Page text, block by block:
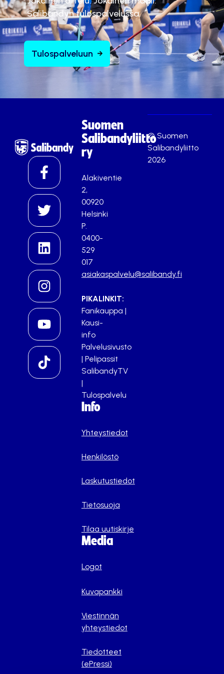
Hyväksy markkinointievästeet
Salibandyn tulospalvelussa.
Tulospalveluun
Suomen
Salibandyliitto
ry
Alakiventie
2,
00920
Helsinki
P.
0400-
529
017
asiakaspalvelu@salibandy.fi
PIKALINKIT:
Fanikauppa |
Kausi-
info
Palvelusivusto
| Pelipassit
SalibandyTV
|
Tulospalvelu
Info
Yhteystiedot
Henkilöstö
Laskutustiedot
Tietosuoja
Tilaa uutiskirje
Media
Logot
Kuvapankki
Viestinnän
yhteystiedot
Tiedotteet
(ePressi)
© Suomen
Salibandyliitto
2026